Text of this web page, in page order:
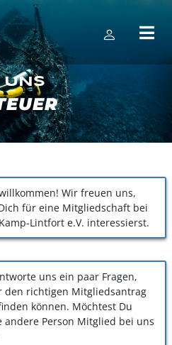
UNS
Wir freuen uns,
für eine Mitgliedschaft bei
Lintfort e.V. interessierst.
uns ein paar Fragen,
den richtigen Mitgliedsantrag
können. Möchtest Du
andere Person Mitglied bei uns